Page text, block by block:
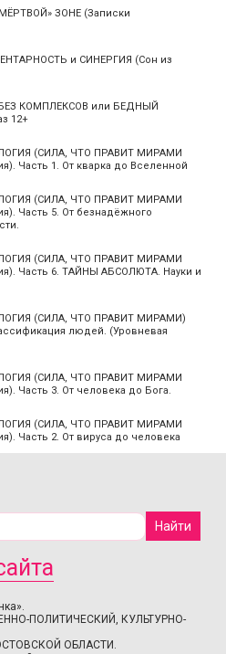
ЗОНЕ (Записки
и СИНЕРГИЯ (Сон из
КОМПЛЕКСОВ или БЕДНЫЙ
12+
(СИЛА, ЧТО ПРАВИТ МИРАМИ
Часть 1. От кварка до Вселенной
(СИЛА, ЧТО ПРАВИТ МИРАМИ
Часть 5. От безнадёжного
(СИЛА, ЧТО ПРАВИТ МИРАМИ
Часть 6. ТАЙНЫ АБСОЛЮТА. Науки и
(СИЛА, ЧТО ПРАВИТ МИРАМИ)
людей. (Уровневая
(СИЛА, ЧТО ПРАВИТ МИРАМИ
Часть 3. От человека до Бога.
(СИЛА, ЧТО ПРАВИТ МИРАМИ
Часть 2. От вируса до человека
ПОЛИТИЧЕСКИЙ, КУЛЬТУРНО-
ОБЛАСТИ.